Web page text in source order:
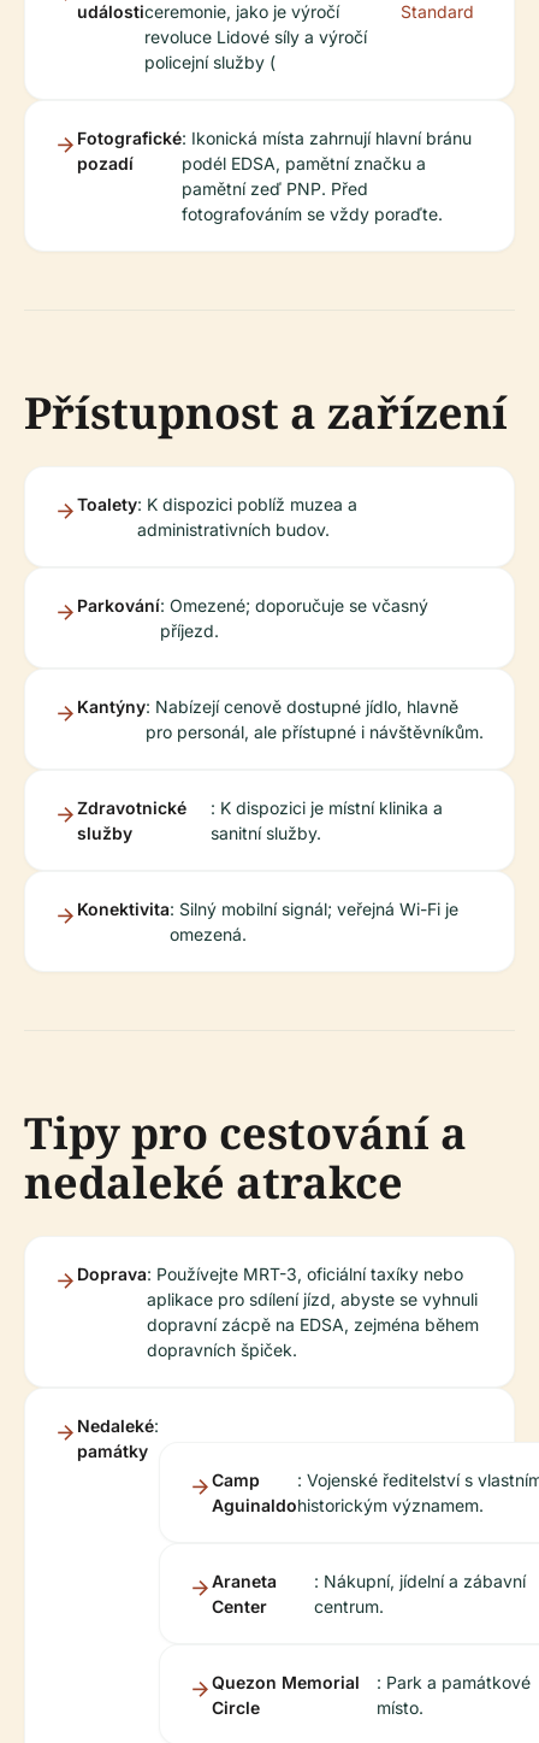
událosticeremonie, jako je výročí
revoluce Lidové síly a výročí
policejní služby (
Standard
Fotografické
pozadí
: Ikonická místa zahrnují hlavní bránu
podél EDSA, pamětní značku a
pamětní zeď PNP. Před
fotografováním se vždy poraďte.
Přístupnost a zařízení
Toalety: K dispozici poblíž muzea a
administrativních budov.
Parkování: Omezené; doporučuje se včasný
příjezd.
Kantýny: Nabízejí cenově dostupné jídlo, hlavně
pro personál, ale přístupné i návštěvníkům.
Zdravotnické
služby
: K dispozici je místní klinika a
sanitní služby.
Konektivita: Silný mobilní signál; veřejná Wi-Fi je
omezená.
Tipy pro cestování a
nedaleké atrakce
Doprava: Používejte MRT-3, oficiální taxíky nebo
aplikace pro sdílení jízd, abyste se vyhnuli
dopravní zácpě na EDSA, zejména během
dopravních špiček.
Nedaleké
památky
:
Camp
Aguinaldo
: Vojenské ředitelství s
historickým významem.
Araneta
Center
: Nákupní, jídelní a zábavní
centrum.
Quezon Memorial
Circle
: Park a památkové
místo.